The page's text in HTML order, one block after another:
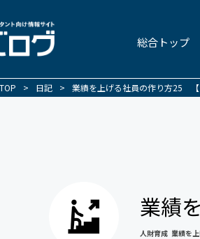
総合トップ
> 日記 > 業績を上げる社員の作り方25 【
業績
人財育成 業績を